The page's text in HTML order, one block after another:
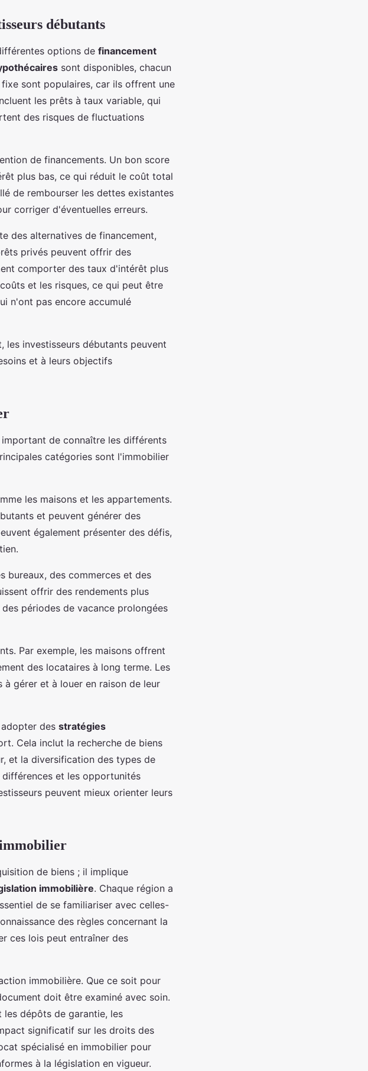
débutants
options de financement
sont disponibles, chacun
sont populaires, car ils offrent une
les prêts à taux variable, qui
des risques de fluctuations
de financements. Un bon score
plus bas, ce qui réduit le coût total
de rembourser les dettes existantes
corriger d'éventuelles erreurs.
des alternatives de financement,
privés peuvent offrir des
comporter des taux d'intérêt plus
et les risques, ce qui peut être
n'ont pas encore accumulé
investisseurs débutants peuvent
et à leurs objectifs
important de connaître les différents
catégories sont l'immobilier
les maisons et les appartements.
et peuvent générer des
également présenter des défis,
bureaux, des commerces et des
offrir des rendements plus
périodes de vacance prolongées
Par exemple, les maisons offrent
des locataires à long terme. Les
gérer et à louer en raison de leur
des stratégies
Cela inclut la recherche de biens
et la diversification des types de
et les opportunités
peuvent mieux orienter leurs
de biens ; il implique
immobilière. Chaque région a
de se familiariser avec celles-
des règles concernant la
ces lois peut entraîner des
immobilière. Que ce soit pour
doit être examiné avec soin.
les dépôts de garantie, les
significatif sur les droits des
spécialisé en immobilier pour
à la législation en vigueur.